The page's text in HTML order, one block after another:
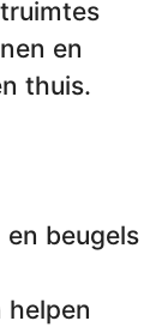
en
thuis.
beugels
helpen